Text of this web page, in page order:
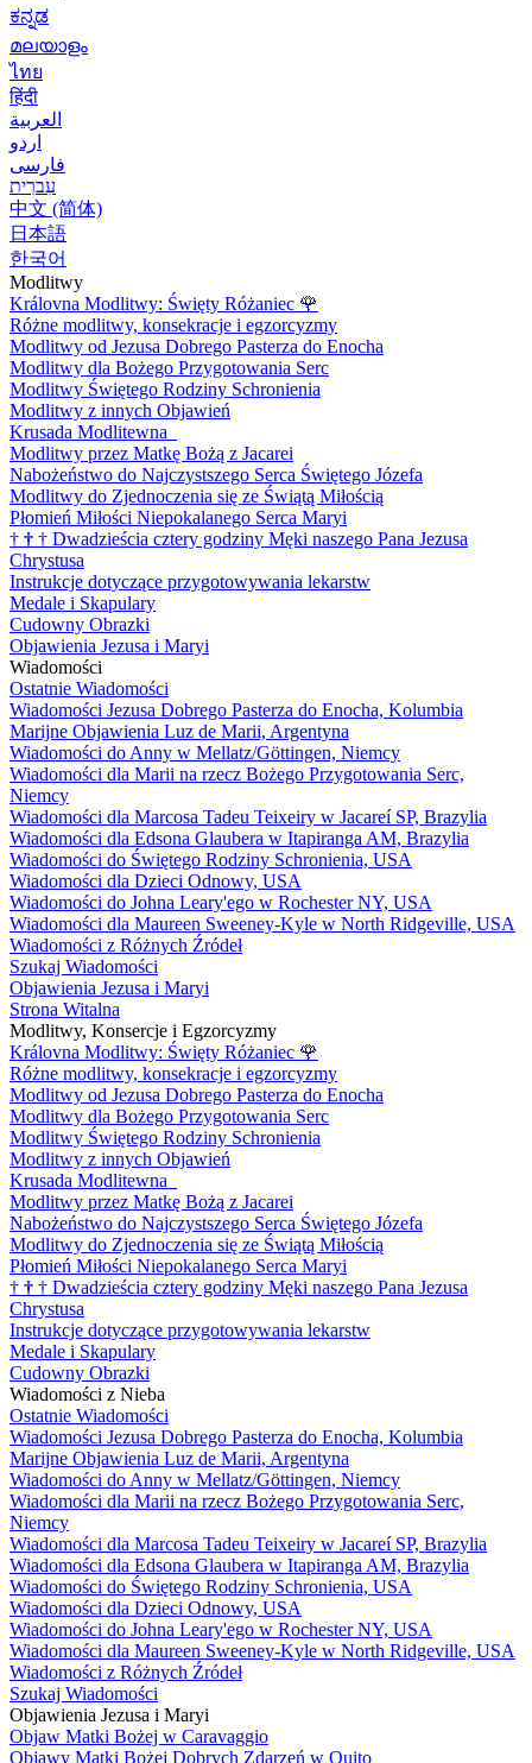
ಕನ್ನಡ
മലയാളം
ไทย
हिंदी
العربية
اردو
فارسی
עִברִית
中文 (简体)
日本語
한국어
Modlitwy
Královna Modlitwy: Święty Różaniec 🌹
Różne modlitwy, konsekracje i egzorcyzmy
Modlitwy od Jezusa Dobrego Pasterza do Enocha
Modlitwy dla Bożego Przygotowania Serc
Modlitwy Świętego Rodziny Schronienia
Modlitwy z innych Objawień
Krusada Modlitewna
Modlitwy przez Matkę Bożą z Jacarei
Nabożeństwo do Najczystszego Serca Świętego Józefa
Modlitwy do Zjednoczenia się ze Świątą Miłością
Płomień Miłości Niepokalanego Serca Maryi
† † † Dwadzieścia cztery godziny Męki naszego Pana Jezusa
Chrystusa
Instrukcje dotyczące przygotowywania lekarstw
Medale i Skapulary
Cudowny Obrazki
Objawienia Jezusa i Maryi
Wiadomości
Ostatnie Wiadomości
Wiadomości Jezusa Dobrego Pasterza do Enocha, Kolumbia
Marijne Objawienia Luz de Marii, Argentyna
Wiadomości do Anny w Mellatz/Göttingen, Niemcy
Wiadomości dla Marii na rzecz Bożego Przygotowania Serc,
Niemcy
Wiadomości dla Marcosa Tadeu Teixeiry w Jacareí SP, Brazylia
Wiadomości dla Edsona Glaubera w Itapiranga AM, Brazylia
Wiadomości do Świętego Rodziny Schronienia, USA
Wiadomości dla Dzieci Odnowy, USA
Wiadomości do Johna Leary'ego w Rochester NY, USA
Wiadomości dla Maureen Sweeney-Kyle w North Ridgeville, USA
Wiadomości z Różnych Źródeł
Szukaj Wiadomości
Objawienia Jezusa i Maryi
Strona Witalna
Modlitwy, Konsercje i Egzorcyzmy
Královna Modlitwy: Święty Różaniec 🌹
Różne modlitwy, konsekracje i egzorcyzmy
Modlitwy od Jezusa Dobrego Pasterza do Enocha
Modlitwy dla Bożego Przygotowania Serc
Modlitwy Świętego Rodziny Schronienia
Modlitwy z innych Objawień
Krusada Modlitewna
Modlitwy przez Matkę Bożą z Jacarei
Nabożeństwo do Najczystszego Serca Świętego Józefa
Modlitwy do Zjednoczenia się ze Świątą Miłością
Płomień Miłości Niepokalanego Serca Maryi
† † † Dwadzieścia cztery godziny Męki naszego Pana Jezusa
Chrystusa
Instrukcje dotyczące przygotowywania lekarstw
Medale i Skapulary
Cudowny Obrazki
Wiadomości z Nieba
Ostatnie Wiadomości
Wiadomości Jezusa Dobrego Pasterza do Enocha, Kolumbia
Marijne Objawienia Luz de Marii, Argentyna
Wiadomości do Anny w Mellatz/Göttingen, Niemcy
Wiadomości dla Marii na rzecz Bożego Przygotowania Serc,
Niemcy
Wiadomości dla Marcosa Tadeu Teixeiry w Jacareí SP, Brazylia
Wiadomości dla Edsona Glaubera w Itapiranga AM, Brazylia
Wiadomości do Świętego Rodziny Schronienia, USA
Wiadomości dla Dzieci Odnowy, USA
Wiadomości do Johna Leary'ego w Rochester NY, USA
Wiadomości dla Maureen Sweeney-Kyle w North Ridgeville, USA
Wiadomości z Różnych Źródeł
Szukaj Wiadomości
Objawienia Jezusa i Maryi
Objaw Matki Bożej w Caravaggio
Objawy Matki Bożej Dobrych Zdarzeń w Quito